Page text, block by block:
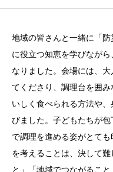
地域の皆さんと一緒に「
に役立つ知恵を学びながら
なりました。会場には、
てくださり、調理台を囲
いしく食べられる方法や
びました。子どもたちが
で調理を進める姿がとて
を考えることは、決して
と」「地域でつながるこ